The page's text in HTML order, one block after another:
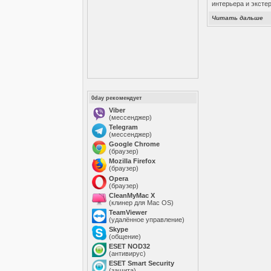
0day рекомендует
Viber
(мессенджер)
Telegram
(мессенджер)
Google Chrome
(браузер)
Mozilla Firefox
(браузер)
Opera
(браузер)
CleanMyMac X
(клинер для Mac OS)
TeamViewer
(удалённое управление)
Skype
(общение)
ESET NOD32
(антивирус)
ESET Smart Security
интерьера и
Читать дальше